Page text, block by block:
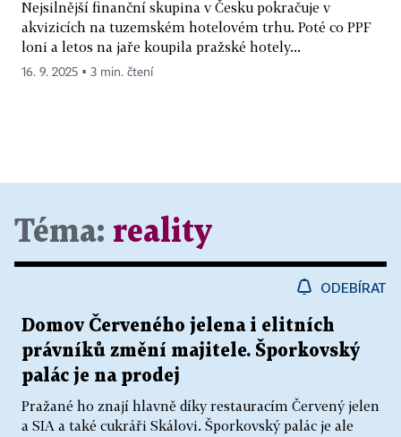
Nejsilnější finanční skupina v Česku pokračuje v
akvizicích na tuzemském hotelovém trhu. Poté co PPF
loni a letos na jaře koupila pražské hotely...
16. 9. 2025 ▪ 3 min. čtení
Téma: reality
ODEBÍRAT
Domov Červeného jelena i elitních
právníků změní majitele. Šporkovský
palác je na prodej
Pražané ho znají hlavně díky restauracím Červený jelen
a SIA a také cukráři Skálovi. Šporkovský palác je ale